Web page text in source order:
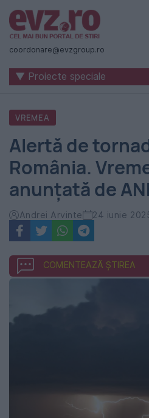
Știri
naționale
internaționale
România
-
Evenimentul
Zilei
coordonare@evzgroup.ro
▼ Proiecte speciale
VREMEA
Alertă de
România.
anunțată de
Andrei Arvinte 24 iunie
COMENTEAZĂ ȘTIREA